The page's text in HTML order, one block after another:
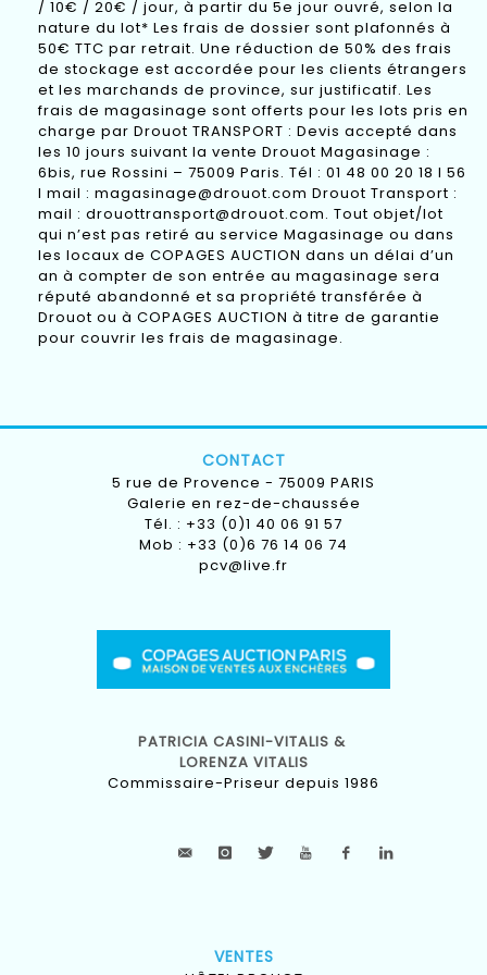
/ 10€ / 20€ / jour, à partir du 5e jour ouvré, selon la
nature du lot* Les frais de dossier sont plafonnés à
50€ TTC par retrait. Une réduction de 50% des frais
de stockage est accordée pour les clients étrangers
et les marchands de province, sur justificatif. Les
frais de magasinage sont offerts pour les lots pris en
charge par Drouot TRANSPORT : Devis accepté dans
les 10 jours suivant la vente Drouot Magasinage :
6bis, rue Rossini – 75009 Paris. Tél : 01 48 00 20 18 I 56
I mail : magasinage@drouot.com Drouot Transport :
mail : drouottransport@drouot.com. Tout objet/lot
qui n’est pas retiré au service Magasinage ou dans
les locaux de COPAGES AUCTION dans un délai d’un
an à compter de son entrée au magasinage sera
réputé abandonné et sa propriété transférée à
Drouot ou à COPAGES AUCTION à titre de garantie
pour couvrir les frais de magasinage.
CONTACT
5 rue de Provence - 75009 PARIS
Galerie en rez-de-chaussée
Tél. : +33 (0)1 40 06 91 57
Mob : +33 (0)6 76 14 06 74
pcv@live.fr
PATRICIA CASINI-VITALIS &
LORENZA VITALIS
Commissaire-Priseur depuis 1986
VENTES